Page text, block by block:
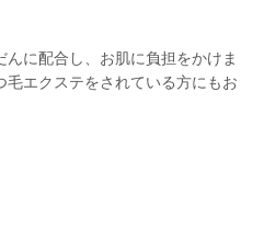
に配合し、お肌に負担をかけま
エクステをされている方にもお